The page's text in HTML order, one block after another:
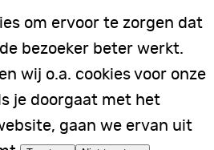
om ervoor te zorgen dat
bezoeker beter werkt.
wij o.a. cookies voor onze
je doorgaat met het
gaan we ervan uit